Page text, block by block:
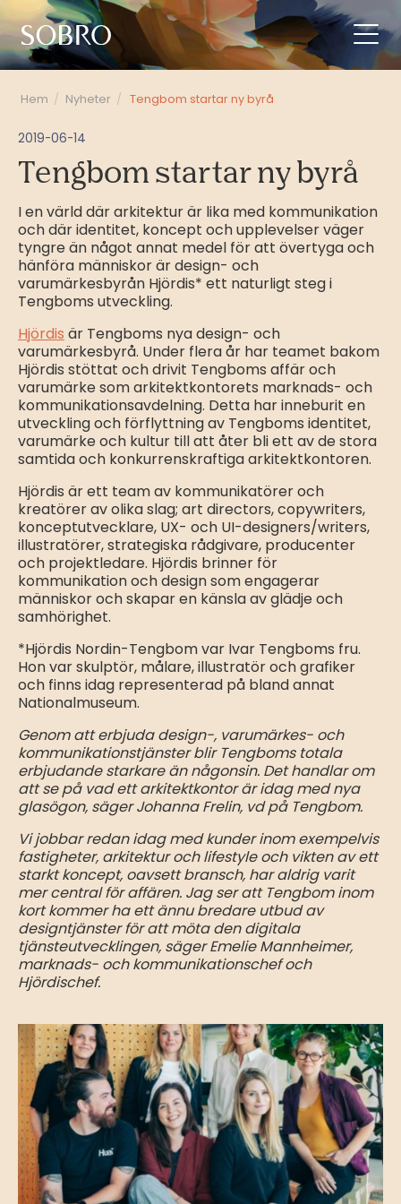
Hem / Nyheter / Tengbom startar ny byrå
2019-06-14
Tengbom startar ny byrå
I en värld där arkitektur är lika med kommunikation
och där identitet, koncept och upplevelser väger
tyngre än något annat medel för att övertyga och
hänföra människor är design- och
varumärkesbyrån Hjördis* ett naturligt steg i
Tengboms utveckling.
Hjördis är Tengboms nya design- och
varumärkesbyrå. Under flera år har teamet bakom
Hjördis stöttat och drivit Tengboms affär och
varumärke som arkitektkontorets marknads- och
kommunikationsavdelning. Detta har inneburit en
utveckling och förflyttning av Tengboms identitet,
varumärke och kultur till att åter bli ett av de stora
samtida och konkurrenskraftiga arkitektkontoren.
Hjördis är ett team av kommunikatörer och
kreatörer av olika slag; art directors, copywriters,
konceptutvecklare, UX- och UI-designers/writers,
illustratörer, strategiska rådgivare, producenter
och projektledare. Hjördis brinner för
kommunikation och design som engagerar
människor och skapar en känsla av glädje och
samhörighet.
*Hjördis Nordin-Tengbom var Ivar Tengboms fru.
Hon var skulptör, målare, illustratör och grafiker
och finns idag representerad på bland annat
Nationalmuseum.
Genom att erbjuda design-, varumärkes- och
kommunikationstjänster blir Tengboms totala
erbjudande starkare än någonsin. Det handlar om
att se på vad ett arkitektkontor är idag med nya
glasögon, säger Johanna Frelin, vd på Tengbom.
Vi jobbar redan idag med kunder inom exempelvis
fastigheter, arkitektur och lifestyle och vikten av ett
starkt koncept, oavsett bransch, har aldrig varit
mer central för affären. Jag ser att Tengbom inom
kort kommer ha ett ännu bredare utbud av
designtjänster för att möta den digitala
tjänsteutvecklingen, säger Emelie Mannheimer,
marknads- och kommunikationschef och
Hjördischef.